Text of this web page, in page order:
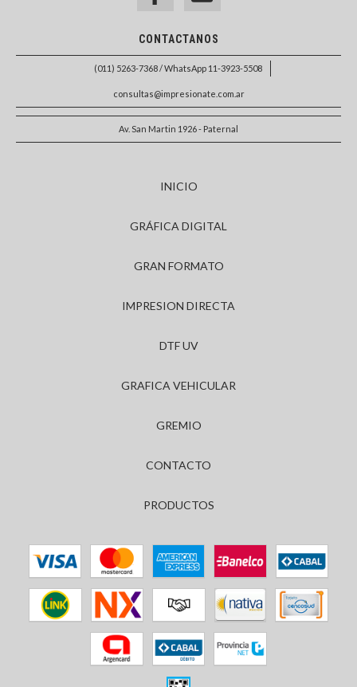
CONTACTANOS
(011) 5263-7368 / WhatsApp 11-3923-5508
consultas@impresionate.com.ar
Av. San Martin 1926 - Paternal
INICIO
GRÁFICA DIGITAL
GRAN FORMATO
IMPRESION DIRECTA
DTF UV
GRAFICA VEHICULAR
GREMIO
CONTACTO
PRODUCTOS